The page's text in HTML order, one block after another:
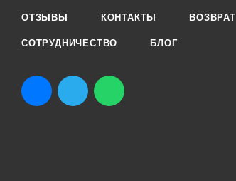
ОТЗЫВЫ КОНТАКТЫ ВОЗВРАТ
СОТРУДНИЧЕСТВО БЛОГ